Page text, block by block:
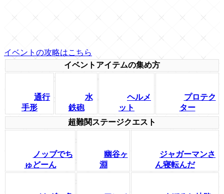
イベントの攻略はこちら
イベントアイテムの集め方
通行
手形
水
鉄砲
ヘルメ
ット
プロテク
ター
超難関ステージクエスト
ノッブでち
ゅどーん
幽谷ヶ
淵
ジャガーマンさ
ん寝転んだ